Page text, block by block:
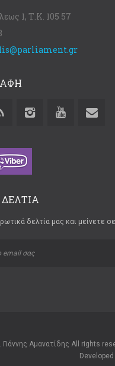
1, Τ.Κ. 105 57
δελτία μας και μείνετε
Αμανατίδης All rights
Developed